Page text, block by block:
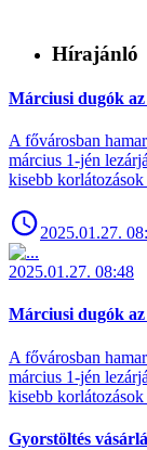
Hírajánló
Márciusi dugók
A fővárosban
március 1-jén
kisebb korlátozások
2025.01.27.
2025.01.27. 08:48
Márciusi dugók
A fővárosban
március 1-jén
kisebb korlátozások
Gyorstöltés